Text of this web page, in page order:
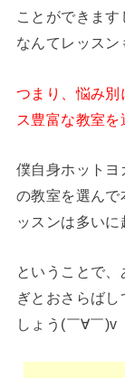
ことができます
なんてレッス
つまり、悩み別
ス豊富な教室を
僕自身ホットヨ
の教室を選んで
ッスンは多い
ということで
ぎとおさらば
しょう(￣∀￣)v